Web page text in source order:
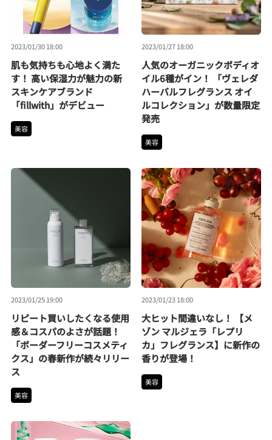
2023/01/30 18:00
肌も気持ちも心地よく満た
す！ 高い保湿力が魅力の新
スキンケアブランド
「fillwith」がデビュー
美容
2023/01/27 18:00
人気のオーガニックボディオ
イル6種がイン！ 「ヴェレダ
ハーバルフレグランス オイ
ルコレクション」が数量限定
発売
美容
2023/01/25 19:00
リピート買いしたくなる使用
感＆コスパのよさが話題！
「ボーダーフリーコスメティ
クス」の春新作が続々リリー
ス
美容
2023/01/23 18:00
大ヒット間違いなし！ 【メ
ゾン マルジェラ「レプリ
カ」フレグランス】に新作の
香りが登場！
美容